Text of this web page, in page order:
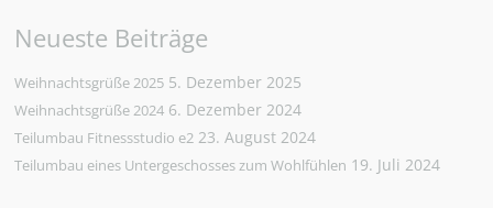
Neueste Beiträge
Weihnachtsgrüße 2025 5. Dezember 2025
Weihnachtsgrüße 2024 6. Dezember 2024
Teilumbau Fitnessstudio e2 23. August 2024
Teilumbau eines Untergeschosses zum Wohlfühlen 19. Juli 2024